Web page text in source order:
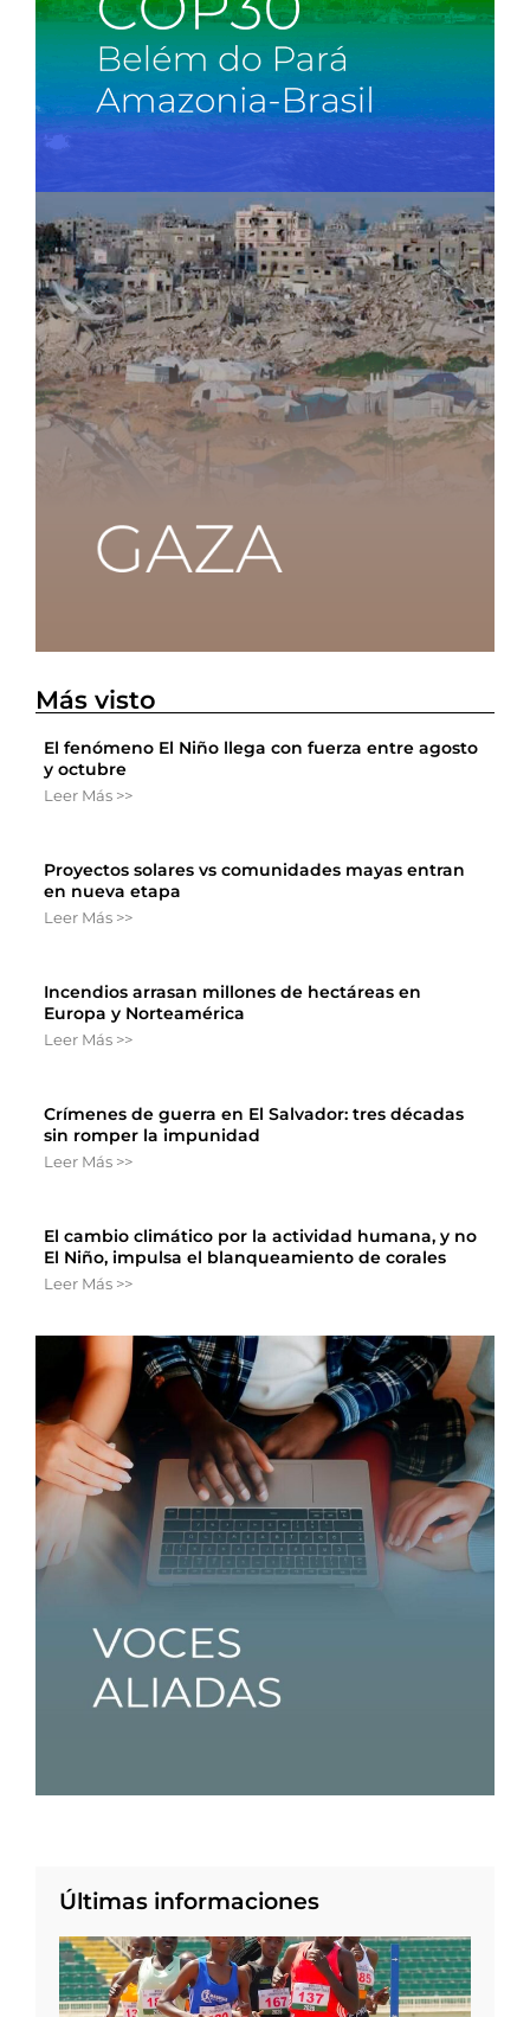
Más visto
El fenómeno El Niño llega con fuerza entre agosto
y octubre
Leer Más >>
Proyectos solares vs comunidades mayas entran
en nueva etapa
Leer Más >>
Incendios arrasan millones de hectáreas en
Europa y Norteamérica
Leer Más >>
Crímenes de guerra en El Salvador: tres décadas
sin romper la impunidad
Leer Más >>
El cambio climático por la actividad humana, y no
El Niño, impulsa el blanqueamiento de corales
Leer Más >>
Últimas informaciones